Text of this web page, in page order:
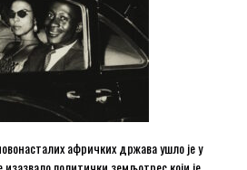
афричких држава ушло је у